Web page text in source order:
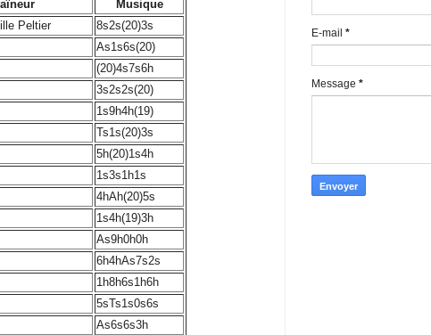
Musique
Peltier
8s2s(20)3s
As1s6s(20)
(20)4s7s6h
3s2s2s(20)
1s9h4h(19)
Ts1s(20)3s
5h(20)1s4h
1s3s1h1s
4hAh(20)5s
1s4h(19)3h
As9h0h0h
6h4hAs7s2s
1h8h6s1h6h
5sTs1s0s6s
As6s6s3h
E-mail *
Message *